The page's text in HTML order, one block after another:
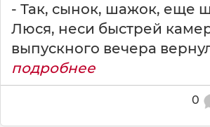
- Так, сынок, шажок, еще
Люся, неси быстрей
выпускного вечера
подробнее
0